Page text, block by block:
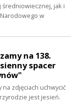
średniowiecznej, jak i
w
na 138.
spacer
zdjęciach uchwycić
jest jesień.